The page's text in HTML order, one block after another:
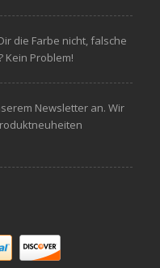
die Farbe nicht, falsche
Kein Problem!
Newsletter an. Wir